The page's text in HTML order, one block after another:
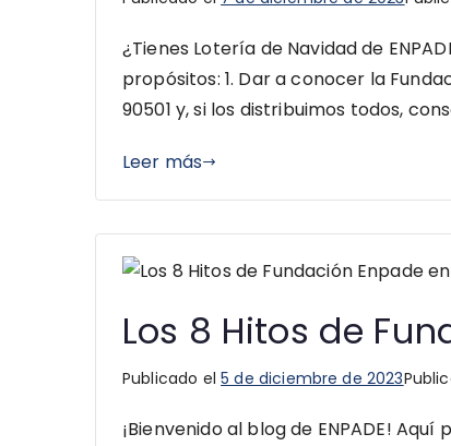
¿Tienes Lotería de Navidad de
propósitos: 1. Dar a conocer la
90501 y, si los distribuimos todos,
Leer más
Los 8 Hitos de
Publicado el5 de diciembre de 2023
¡Bienvenido al blog de ENPADE!